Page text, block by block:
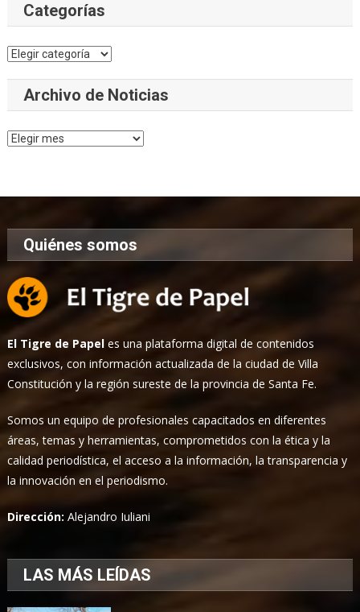
Categorías
Categorías
Archivo de Noticias
Archivo
Quiénes somos
El Tigre de Papel es una plataforma digital de contenidos
exclusivos, con información actualizada de la ciudad de Villa
Constitución y la región sureste de la provincia de Santa Fe.
Somos un equipo de profesionales capacitados en diferentes
áreas, temas y herramientas, comprometidos con la ética y la
calidad periodística, el acceso a la información, la transparencia y
la innovación en el periodismo.
Dirección:Alejandro Iuliani
LAS MÁS LEÍDAS